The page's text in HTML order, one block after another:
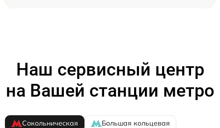
Наш сервисный центр
на Вашей станции метро
Сокольническая
Большая кольцевая